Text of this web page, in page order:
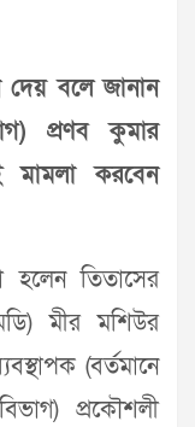
বলে জানান
প্রণব কুমার
মামলা করবেন
হলেন তিতাসের
মীর মশিউর
(বর্তমানে
প্রকৌশলী